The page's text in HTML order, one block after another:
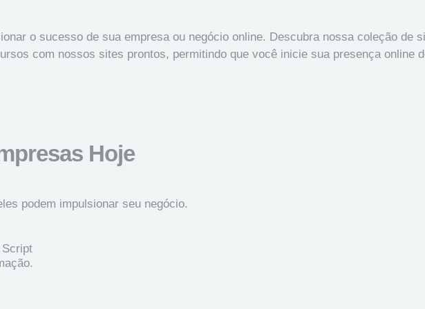
o sucesso de sua empresa ou negócio online. Descubra nossa coleção de
com nossos sites prontos, permitindo que você inicie sua presença online
Hoje
podem impulsionar seu negócio.